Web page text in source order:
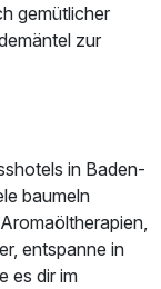
gemütlicher
zur
in Baden-
baumeln
entspanne in
es dir im